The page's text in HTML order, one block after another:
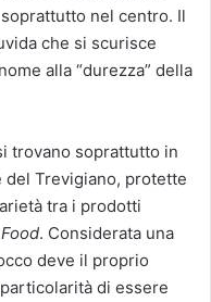
nel centro. Il
che si scurisce
alla “durezza” della
trovano soprattutto in
del Trevigiano, protette
tra i prodotti
. Considerata una
deve il proprio
di essere